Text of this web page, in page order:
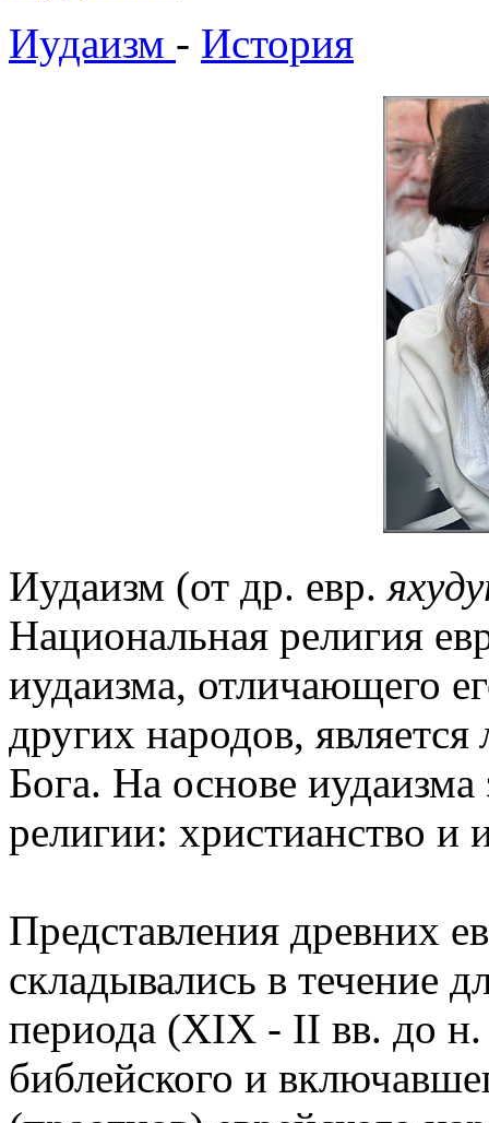
Иудаизм - История
Иудаизм (от др. евр.
Национальная религия
иудаизма, отличающего
других народов, является
Бога. На основе
религии: христианство и
Представления древних
складывались в течение
периода (ХIХ - II вв. до н.
библейского и